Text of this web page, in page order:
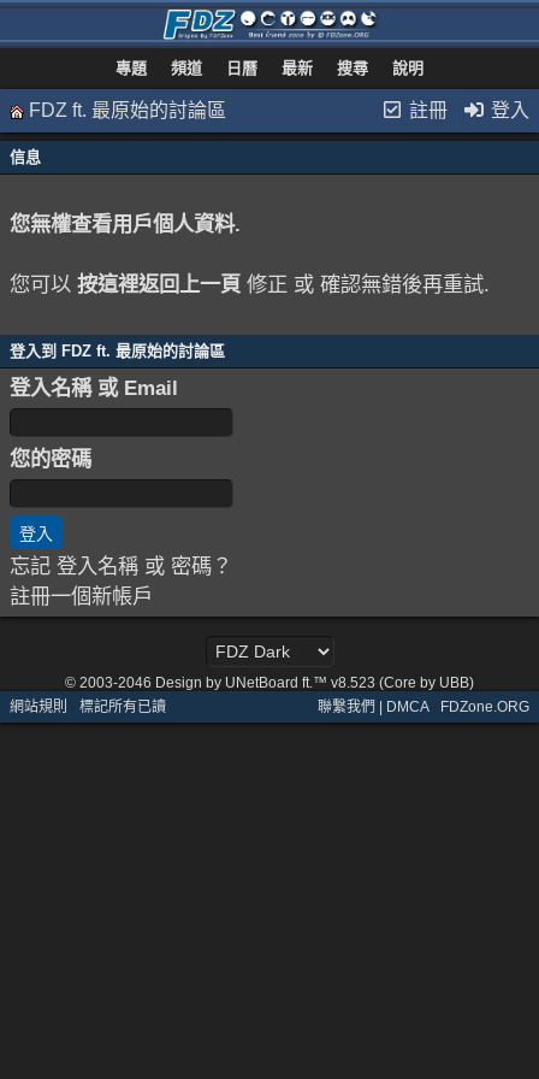
專題 頻道 日曆 最新 搜尋 說明
註冊 登入
FDZ ft. 最原始的討論區
信息
您無權查看用戶個人資料.
您可以 按這裡返回上一頁 修正 或 確認無錯後再重試.
登入到 FDZ ft. 最原始的討論區
登入名稱 或 Email
您的密碼
忘記 登入名稱 或 密碼？
註冊一個新帳戶
© 2003-2046 Design by UNetBoard ft.™ v8.523 (Core by UBB)
網站規則 · 標記所有已讀 聯繫我們 | DMCA· FDZone.ORG